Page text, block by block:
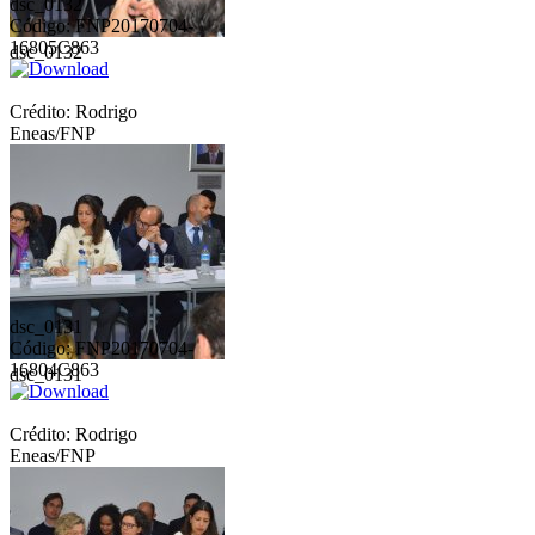
dsc_0132
Código: FNP20170704-
16805C863
Crédito: Rodrigo
Eneas/FNP
dsc_0131
dsc_0131
Código: FNP20170704-
16804C863
Crédito: Rodrigo
Eneas/FNP